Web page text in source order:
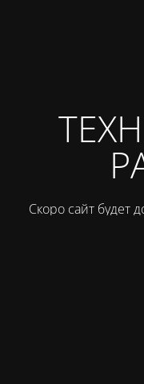
Скоро сайт будет